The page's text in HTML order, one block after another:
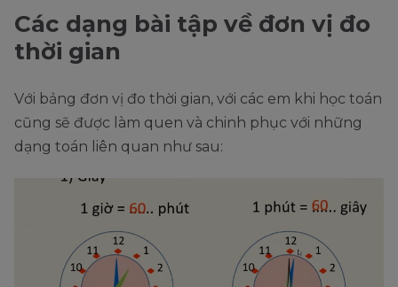
Các dạng bài tập về đơn vị đo
thời gian
Với bảng đơn vị đo thời gian, với các em khi học toán
cũng sẽ được làm quen và chinh phục với những
dạng toán liên quan như sau: